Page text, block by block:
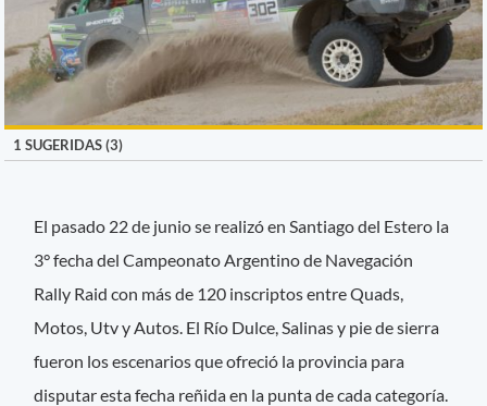
1 SUGERIDAS (3)
El pasado 22 de junio se realizó en Santiago del Estero la
3° fecha del Campeonato Argentino de Navegación
Rally Raid con más de 120 inscriptos entre Quads,
Motos, Utv y Autos. El Río Dulce, Salinas y pie de sierra
fueron los escenarios que ofreció la provincia para
disputar esta fecha reñida en la punta de cada categoría.